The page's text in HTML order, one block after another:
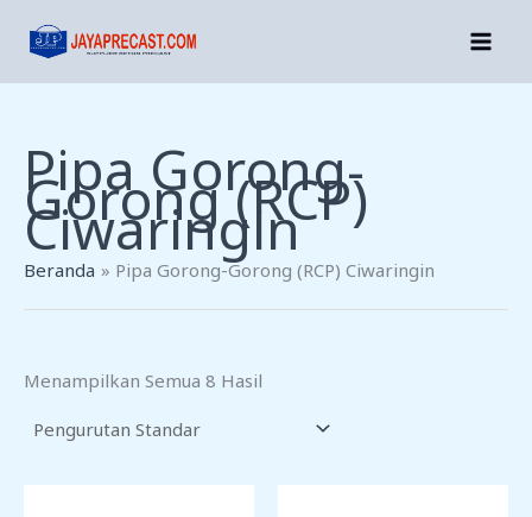
Pipa Gorong-
Gorong (RCP)
Ciwaringin
Beranda Pipa Gorong-Gorong (RCP) Ciwaringin
Menampilkan Semua 8 Hasil